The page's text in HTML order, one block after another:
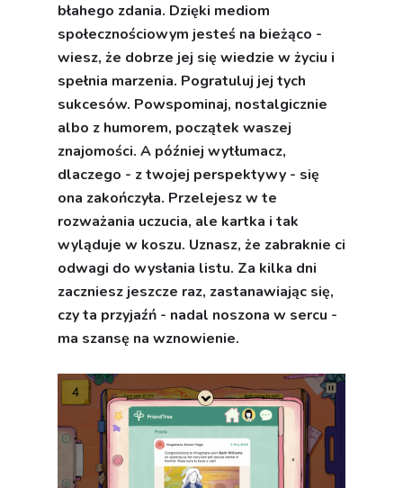
błahego zdania. Dzięki mediom
społecznościowym jesteś na bieżąco -
wiesz, że dobrze jej się wiedzie w życiu i
spełnia marzenia. Pogratuluj jej tych
sukcesów. Powspominaj, nostalgicznie
albo z humorem, początek waszej
znajomości. A później wytłumacz,
dlaczego - z twojej perspektywy - się
ona zakończyła. Przelejesz w te
rozważania uczucia, ale kartka i tak
wyląduje w koszu. Uznasz, że zabraknie ci
odwagi do wysłania listu. Za kilka dni
zaczniesz jeszcze raz, zastanawiając się,
czy ta przyjaźń - nadal noszona w sercu -
ma szansę na wznowienie.